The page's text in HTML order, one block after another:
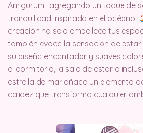
Amigurumi, agregando un toque de
tranquilidad inspirada en el océano.
creación no solo embellece tus
también evoca la sensación de
su diseño encantador y suaves
el dormitorio, la sala de estar o
estrella de mar añade un elemento
calidez que transforma cualquier